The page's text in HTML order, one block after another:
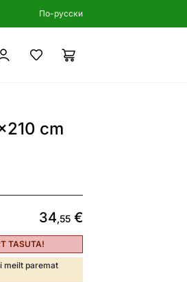
По-русски
cm
34,55€
TASUTA!
meilt paremat